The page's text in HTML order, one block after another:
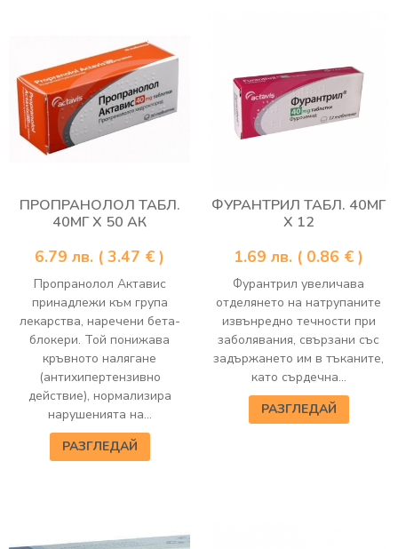
ПРОПРАНОЛОЛ ТАБЛ.
40МГ Х 50 АК
6.79 лв. ( 3.47 € )
Пропранолол Актавис
принадлежи към група
лекарства, наречени бета-
блокери. Той понижава
кръвното налягане
(антихипертензивно
действие), нормализира
нарушенията на...
РАЗГЛЕДАЙ
ФУРАНТРИЛ ТАБЛ. 40МГ
Х 12
1.69 лв. ( 0.86 € )
Фурантрил увеличава
отделянето на натрупаните
извънредно течности при
заболявания, свързани със
задържането им в тъканите,
като сърдечна...
РАЗГЛЕДАЙ